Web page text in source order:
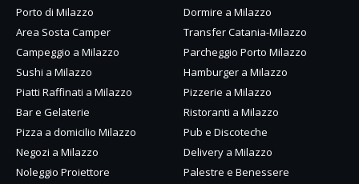
Porto di Milazzo
Dormire a Milazzo
Area Sosta Camper
Transfer Catania-Milazzo
Campeggio a Milazzo
Parcheggio Porto Milazzo
Sushi a Milazzo
Hamburger a Milazzo
Piatti Raffinati a Milazzo
Pizzerie a Milazzo
Bar e Gelaterie
Ristoranti a Milazzo
Pizza a domicilio Milazzo
Pub e Discoteche
Negozi a Milazzo
Delivery a Milazzo
Noleggio Proiettore
Palestre e Benessere